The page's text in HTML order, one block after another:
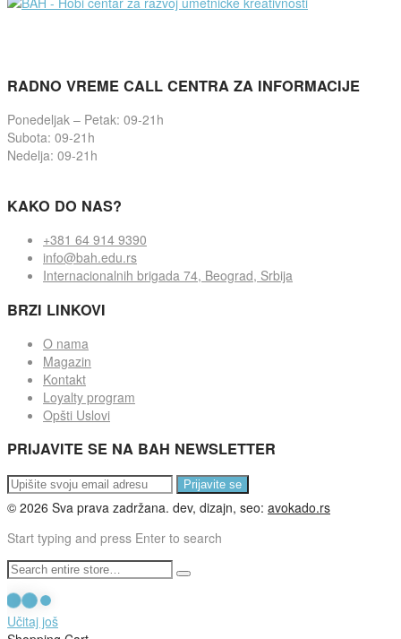
RADNO VREME CALL CENTRA ZA INFORMACIJE
Ponedeljak – Petak: 09-21h
Subota: 09-21h
Nedelja: 09-21h
KAKO DO NAS?
+381 64 914 9390
info@bah.edu.rs
Internacionalnih brigada 74, Beograd, Srbija
BRZI LINKOVI
O nama
Magazin
Kontakt
Loyalty program
Opšti Uslovi
PRIJAVITE SE NA BAH NEWSLETTER
Prijavite se
© 2026 Sva prava zadržana. dev, dizajn, seo: avokado.rs
Start typing and press Enter to search
Učitaj još